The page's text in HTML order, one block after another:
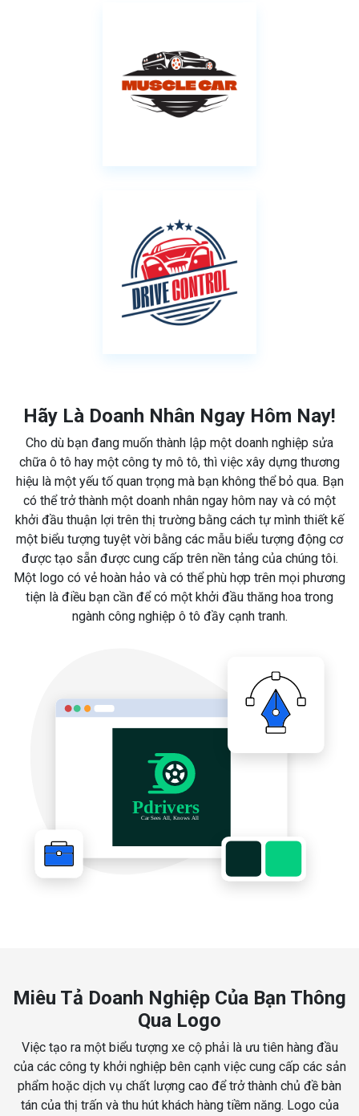
Hãy Là Doanh Nhân Ngay Hôm Nay!
Cho dù bạn đang muốn thành lập một doanh nghiệp sửa
chữa ô tô hay một công ty mô tô, thì việc xây dựng thương
hiệu là một yếu tố quan trọng mà bạn không thể bỏ qua. Bạn
có thể trở thành một doanh nhân ngay hôm nay và có một
khởi đầu thuận lợi trên thị trường bằng cách tự mình thiết kế
một biểu tượng tuyệt vời bằng các mẫu biểu tượng động cơ
được tạo sẵn được cung cấp trên nền tảng của chúng tôi.
Một logo có vẻ hoàn hảo và có thể phù hợp trên mọi phương
tiện là điều bạn cần để có một khởi đầu thăng hoa trong
ngành công nghiệp ô tô đầy cạnh tranh.
Miêu Tả Doanh Nghiệp Của Bạn Thông
Qua Logo
Việc tạo ra một biểu tượng xe cộ phải là ưu tiên hàng đầu
của các công ty khởi nghiệp bên cạnh việc cung cấp các sản
phẩm hoặc dịch vụ chất lượng cao để trở thành chủ đề bàn
tán của thị trấn và thu hút khách hàng tiềm năng. Logo của